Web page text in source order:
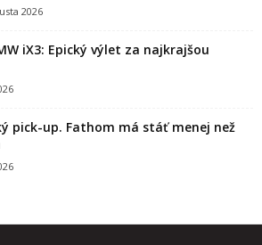
2026
iX3: Epický výlet za najkrajšou
pick-up. Fathom má stáť menej než